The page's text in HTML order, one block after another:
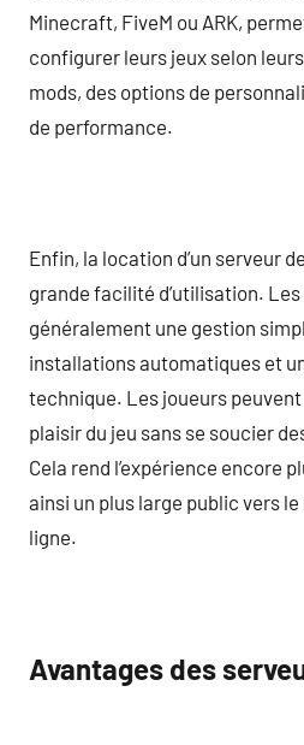
Minecraft, FiveM ou ARK,
configurer leurs jeux selon
mods, des options de
de performance.
Enfin, la location d’un serveur
grande facilité d’utilisation.
généralement une gestion
installations automatiques et
technique. Les joueurs
plaisir du jeu sans se soucier
Cela rend l’expérience encore
ainsi un plus large public vers
ligne.
Avantages des